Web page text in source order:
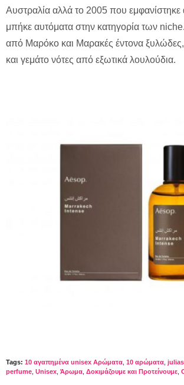
Αυστραλία αλλά το 2005 που
μπήκε αυτόματα στην κατηγορία των
από Μαρόκο και Μαρακές έντονα ξυλώδες,
και γεμάτο νότες από εξωτικά λουλούδια.
Tags: 10 αγαπημένα unisex Αρώματα 10 αρώματα
perfume Unisex Άρωμα Δοκιμάζουμε και Προτείνουμε